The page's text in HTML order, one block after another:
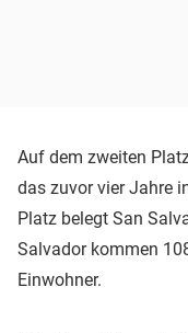
Auf dem zweiten
das zuvor vier Jahre
Platz belegt San
Salvador kommen
Einwohner.